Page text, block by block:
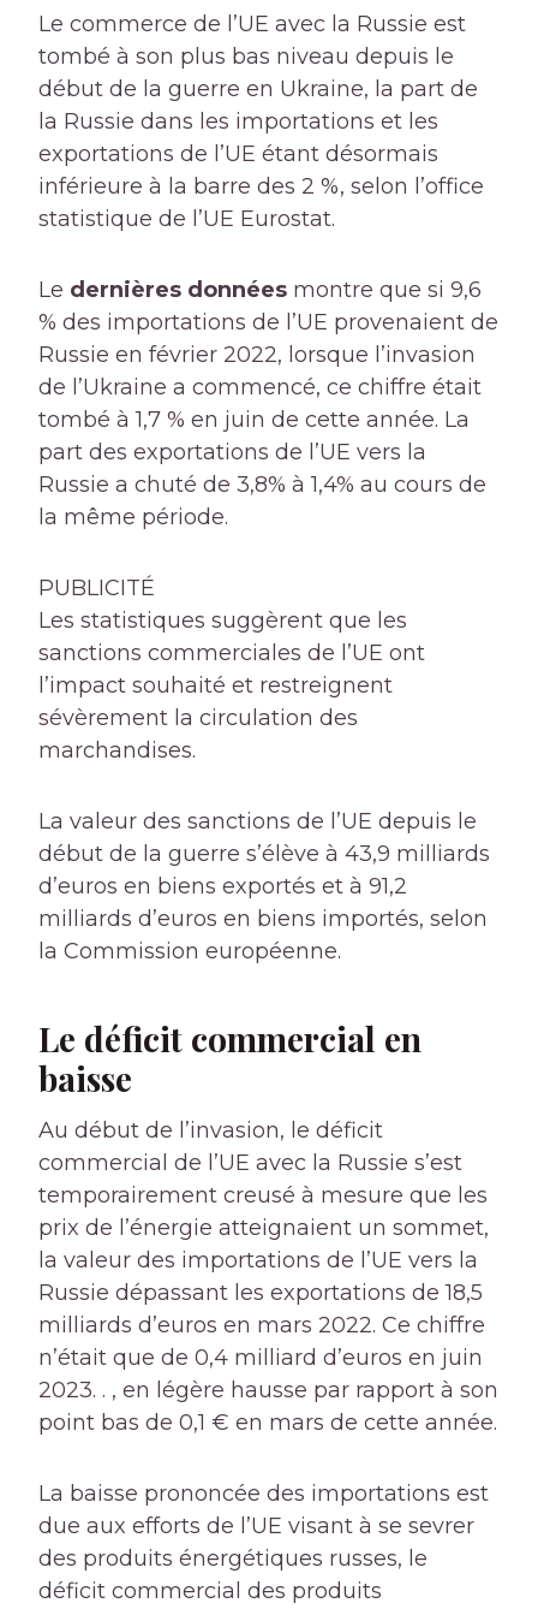
Le commerce de l’UE avec la Russie est
tombé à son plus bas niveau depuis le
début de la guerre en Ukraine, la part de
la Russie dans les importations et les
exportations de l’UE étant désormais
inférieure à la barre des 2 %, selon l’office
statistique de l’UE Eurostat.
Le dernières données montre que si 9,6
% des importations de l’UE provenaient de
Russie en février 2022, lorsque l’invasion
de l’Ukraine a commencé, ce chiffre était
tombé à 1,7 % en juin de cette année. La
part des exportations de l’UE vers la
Russie a chuté de 3,8% à 1,4% au cours de
la même période.
PUBLICITÉ
Les statistiques suggèrent que les
sanctions commerciales de l’UE ont
l’impact souhaité et restreignent
sévèrement la circulation des
marchandises.
La valeur des sanctions de l’UE depuis le
début de la guerre s’élève à 43,9 milliards
d’euros en biens exportés et à 91,2
milliards d’euros en biens importés, selon
la Commission européenne.
Le déficit commercial en
baisse
Au début de l’invasion, le déficit
commercial de l’UE avec la Russie s’est
temporairement creusé à mesure que les
prix de l’énergie atteignaient un sommet,
la valeur des importations de l’UE vers la
Russie dépassant les exportations de 18,5
milliards d’euros en mars 2022. Ce chiffre
n’était que de 0,4 milliard d’euros en juin
2023. . , en légère hausse par rapport à son
point bas de 0,1 € en mars de cette année.
La baisse prononcée des importations est
due aux efforts de l’UE visant à se sevrer
des produits énergétiques russes, le
déficit commercial des produits